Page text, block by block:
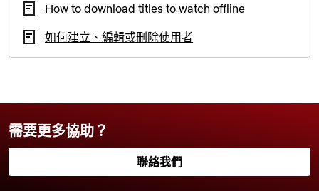
How to download titles to watch offline
如何建立、編輯或刪除使用者
需要更多協助？
聯絡我們